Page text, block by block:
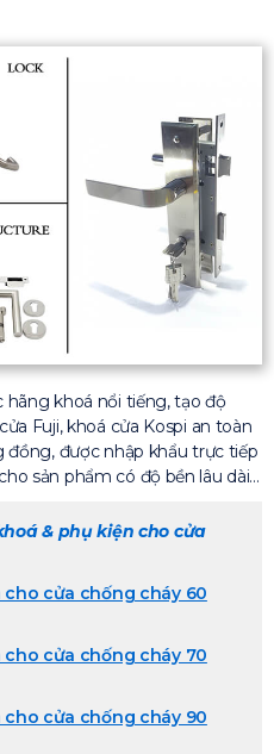
khoá nổi tiếng, tạo độ
Fuji, khoá cửa Kospi an toàn
đồng, được nhập khẩu trực tiếp
sản phẩm có độ bền lâu dài…
& phụ kiện cho cửa
cửa chống cháy 60
cửa chống cháy 70
cửa chống cháy 90